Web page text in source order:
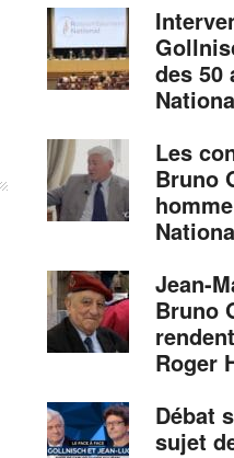
des 50
Les
Bruno
Jean-
Bruno
Roger
Débat
sujet